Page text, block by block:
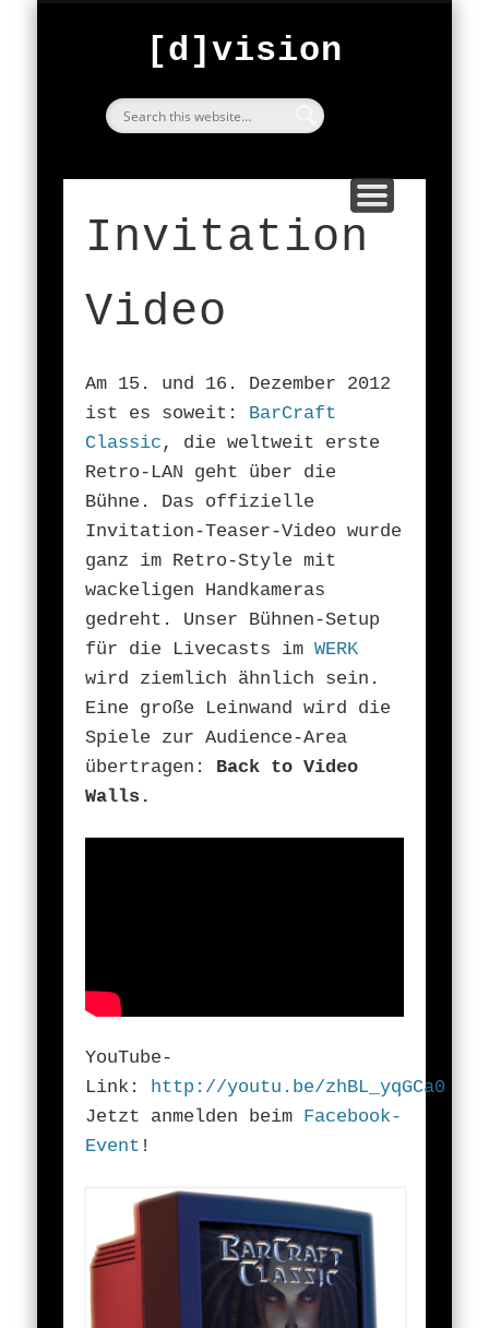
[d]vision
Invitation
Video
Am 15. und 16. Dezember 2012
ist es soweit: BarCraft
Classic , die weltweit erste
Retro-LAN geht über die
Bühne. Das offizielle
Invitation-Teaser-Video wurde
ganz im Retro-Style mit
wackeligen Handkameras
gedreht. Unser Bühnen-Setup
für die Livecasts imWERK
wird ziemlich ähnlich sein.
Eine große Leinwand wird die
Spiele zur Audience-Area
übertragen: Back to Video
Walls.
YouTube-
Link: http://youtu.be/zhBL_yqGCa0
Jetzt anmelden beim Facebook-
Event !